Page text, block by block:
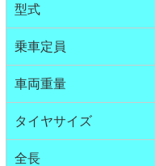
型式
乗車定員
車両重量
タイヤサイズ
全長